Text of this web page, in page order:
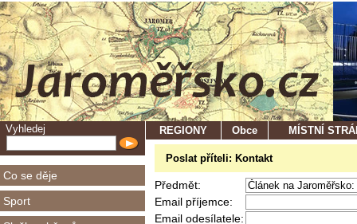
Vyhledej
Co se děje
Sport
REGIONY Obce MÍSTNÍ
Poslat příteli: Kontakt
Předmět:
Email příjemce:
Email odesílatele: